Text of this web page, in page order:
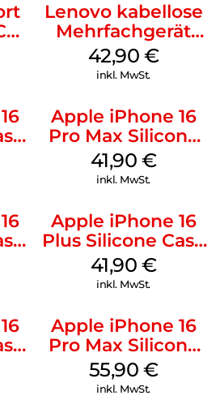
Lenovo kabellose
Mehrfachgerät
Luna Grey
42,90 €
inkl. MwSt.
Apple iPhone 16
Pro Max Silicone
Case MagSafe
Ultramarine
41,90 €
inkl. MwSt.
Apple iPhone 16
Plus Silicone Case
MagSafe Stone
Gray
41,90 €
inkl. MwSt.
Apple iPhone 16
Pro Max Silicone
Case MagSafe
Stone Gray
55,90 €
inkl. MwSt.